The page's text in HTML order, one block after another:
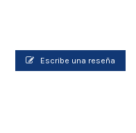
Escribe una reseña